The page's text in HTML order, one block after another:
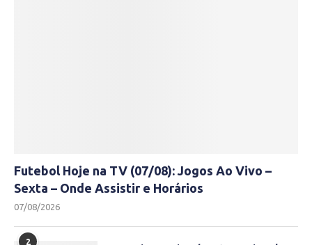
Futebol Hoje na TV (07/08): Jogos Ao Vivo –
Sexta – Onde Assistir e Horários
07/08/2026
2